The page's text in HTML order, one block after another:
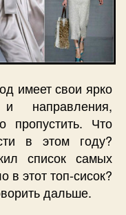
имеет свои ярко
направления,
пропустить. Что
в этом году?
список самых
этот топ-сисок?
дальше.